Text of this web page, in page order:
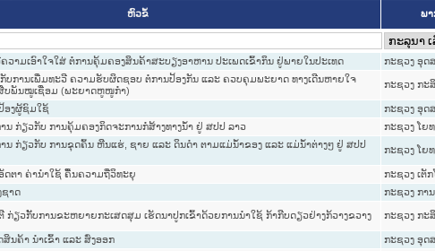
ຫົວຂໍ້ ພ
ຄວາມເອົາໃຈໃສ່ ຕໍ່ການຄຸ້ມຄອງສິນຄ້າສະບຽງອາຫານ ປະເພດເຂົ້າກິນ ຢູ່ພາຍໃນປະເທດ ກະຊວງ ອຸດ
ບການເພີ່ມທະວີ ຄວາມຮັບຜິດຊອບ ຕໍ່ການປ້ອງກັນ ແລະ ຄວບຄຸມພະຍາດ ທາງເດີນຫາຍໃຈ
ບພັນໝູເຊື່ອມ (ພະຍາດຫູໜູກໍ່າ)
ກະຊວງ ກະ
ອງຜູ້ຊົມໃຊ້ ກະຊວງ ອຸດ
ນ ກ່ຽວກັບ ການຄຸ້ມຄອງກິດຈະການກໍ່ສ້າງທາງນໍ້າ ຢູ່ ສປປ ລາວ ກະຊວງ ໂຍ
ນ ກ່ຽວກັບ ການຂຸດຄົ້ນ ຫີນແຮ່, ຊາຍ ແລະ ດິນດໍາ ຕາມແມ່ນໍ້າຂອງ ແລະ ແມ່ນໍ້າຕ່າງໆ ຢູ່ ສປປ
ກະຊວງ ໂຍ
ດຕາ ຄ່ານຳໃຊ້ ຄື້ນຄວາມຖີ່ວິທະຍຸ ກະຊວງ ເຕັ
ຊາດ ກະຊວງ ການ
ກ່ຽວກັັບການຂະຫຍາຍກະເສດສຸມ ເຮັດນາປູກເຂົ້າດ້ວຍການນໍາໃຊ້ ກ້າກີບດຽວຢ່າງກ້ວາງຂວາງ ກະຊວງ ກະ
ສິນຄ້າ ນໍາເຂົ້າ ແລະ ສົ່ງອອກ ກະຊວງ ອຸດ